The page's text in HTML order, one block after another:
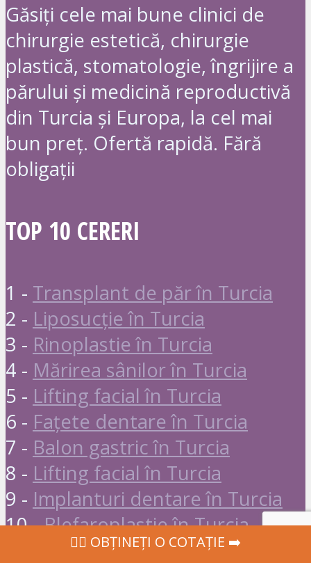
Găsiți cele mai bune clinici de
chirurgie estetică, chirurgie
plastică, stomatologie, îngrijire a
părului și medicină reproductivă
din Turcia și Europa, la cel mai
bun preț. Ofertă rapidă. Fără
obligații
TOP 10 CERERI
1 - Transplant de păr în Turcia
2 - Liposucție în Turcia
3 - Rinoplastie în Turcia
4 - Mărirea sânilor în Turcia
5 - Lifting facial în Turcia
6 - Fațete dentare în Turcia
7 - Balon gastric în Turcia
8 - Lifting facial în Turcia
9 - Implanturi dentare în Turcia
10 -Blefaroplastie în Turcia
Bonus :Chirurgie estetică în
‍👩‍⚕ OBȚINEȚI O COTAȚIE ➡️